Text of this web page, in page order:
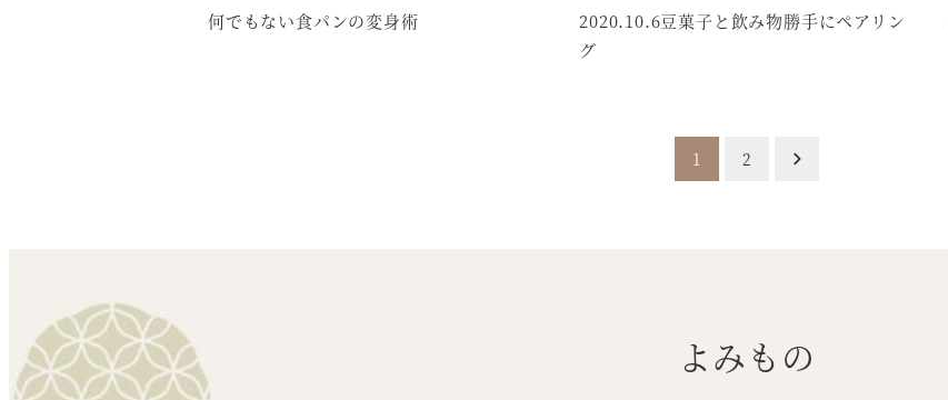
何でもない食パンの変身術
2020.10.6豆菓子と飲み物勝手にペアリン
グ
ジ
1 2
よみもの